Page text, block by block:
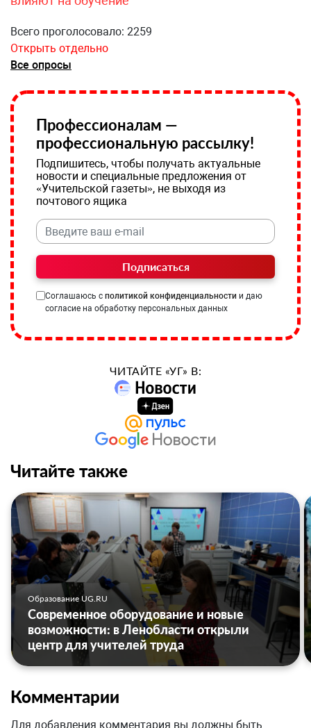
Всего проголосовало: 2259
Открыть отдельно
Все опросы
Профессионалам —
профессиональную рассылку!
Подпишитесь, чтобы получать актуальные
новости и специальные предложения от
«Учительской газеты», не выходя из
почтового ящика
Подписаться
Соглашаюсь с политикой конфиденциальности и даю
согласие на обработку персональных данных
ЧИТАЙТЕ «УГ» В:
Читайте также
Образование UG.RU
Современное оборудование и новые
возможности: в Ленобласти открыли
центр для учителей труда
Комментарии
Для добавления комментария вы должны быть